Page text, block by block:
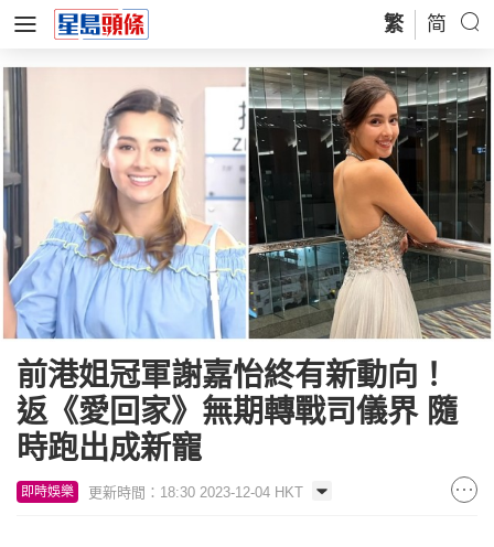
繁 简
前港姐冠軍謝嘉怡終有新動向！
返《愛回家》無期轉戰司儀界 隨
時跑出成新寵
即時娛樂 更新時間：18:30 2023-12-04 HKT